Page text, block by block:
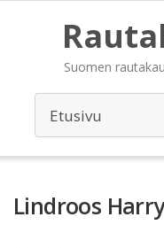
Suomen
Lindroos